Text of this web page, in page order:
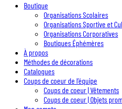
Boutique
Organisations Scolaires
Organisations Sportive et
Organisations Corporatives
Boutiques Éphémères
À propos
Méthodes de décorations
Catalogues
Coups de coeur de l’équipe
Coups de coeur | Vêtements
Coups de coeur | Objets